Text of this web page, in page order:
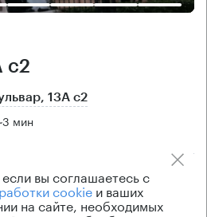
с2
13А с2
3 мин
Цена продажи
по запросу
вы соглашаетесь с
cookieи ваших
на сайте, необходимых